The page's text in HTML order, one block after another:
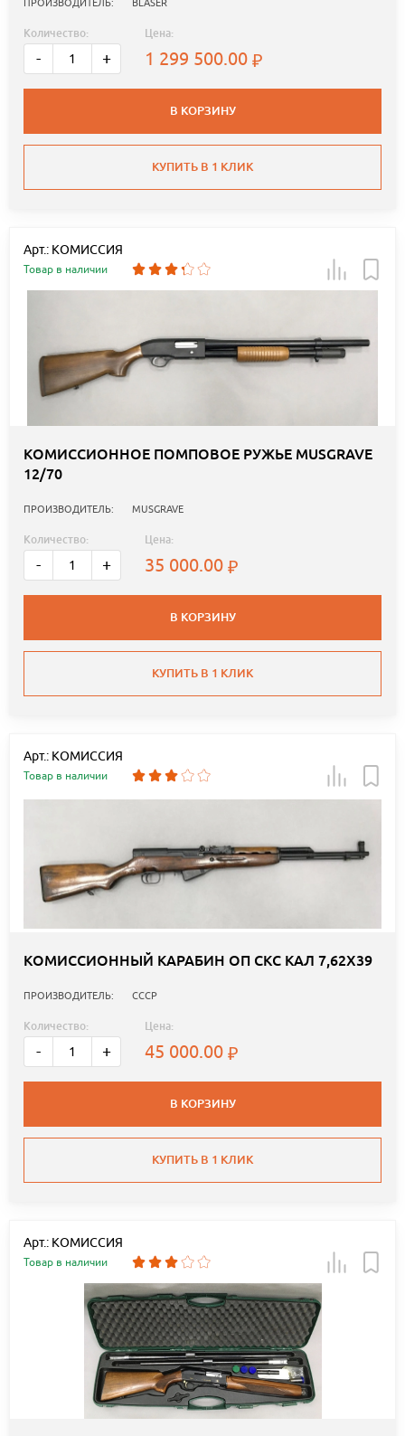
ПРОИЗВОДИТЕЛЬ: BLASER
Количество:
- +
Цена:
1 299 500.00
В КОРЗИНУ
КУПИТЬ В 1 КЛИК
Арт.: КОМИССИЯ
Товар в наличии
КОМИССИОННОЕ ПОМПОВОЕ РУЖЬЕ MUSGRAVE
12/70
ПРОИЗВОДИТЕЛЬ: MUSGRAVE
Количество:
- +
Цена:
35 000.00
В КОРЗИНУ
КУПИТЬ В 1 КЛИК
Арт.: КОМИССИЯ
Товар в наличии
КОМИССИОННЫЙ КАРАБИН ОП СКС КАЛ 7,62Х39
ПРОИЗВОДИТЕЛЬ: СССР
Количество:
- +
Цена:
45 000.00
В КОРЗИНУ
КУПИТЬ В 1 КЛИК
Арт.: КОМИССИЯ
Товар в наличии